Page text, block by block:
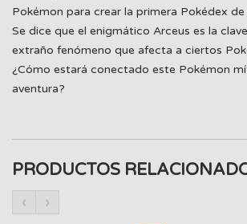
Pokémon para crear la primera Pokédex de
Se dice que el enigmático Arceus es la
extraño fenómeno que afecta a ciertos
¿Cómo estará conectado este Pokémon
aventura?
PRODUCTOS
‹ ›